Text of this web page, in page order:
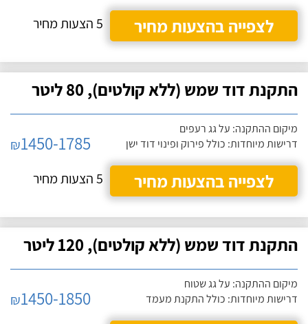
לצפייה בהצעות מחיר
5 הצעות מחיר
התקנת דוד שמש (ללא קולטים), 80 ליטר
מיקום ההתקנה: על גג רעפים
דרישות מיוחדות: כולל פירוק ופינוי דוד ישן
₪1450-1785
לצפייה בהצעות מחיר
5 הצעות מחיר
התקנת דוד שמש (ללא קולטים), 120 ליטר
מיקום ההתקנה: על גג שטוח
דרישות מיוחדות: כולל התקנת מעמד
₪1450-1850